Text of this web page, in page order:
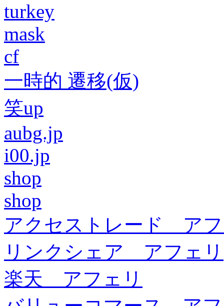
turkey
mask
cf
一時的 遷移(仮)
笑up
aubg.jp
i00.jp
shop
shop
アクセストレード ア
リンクシェア アフェリ
楽天 アフェリ